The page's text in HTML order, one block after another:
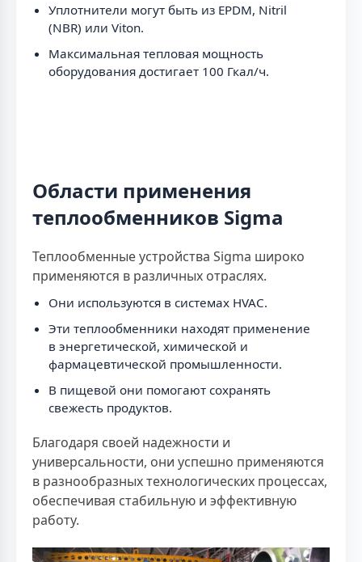
Уплотнители могут быть из EPDM, Nitril
(NBR) или Viton.
Максимальная тепловая мощность
оборудования достигает 100 Гкал/ч.
Области применения
теплообменников Sigma
Теплообменные устройства Sigma широко
применяются в различных отраслях.
Они используются в системах HVAC.
Эти теплообменники находят применение
в энергетической, химической и
фармацевтической промышленности.
В пищевой они помогают сохранять
свежесть продуктов.
Благодаря своей надежности и
универсальности, они успешно применяются
в разнообразных технологических процессах,
обеспечивая стабильную и эффективную
работу.